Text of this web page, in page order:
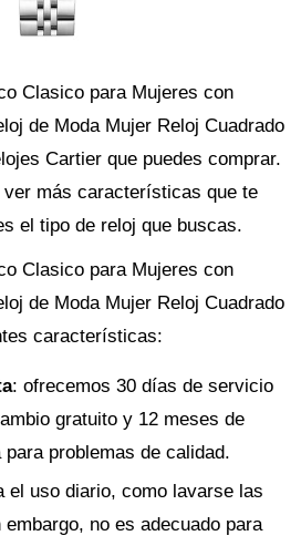
Clasico para Mujeres con
de Moda Mujer Reloj Cuadrado
Cartier que puedes comprar.
más características que te
el tipo de reloj que buscas.
Clasico para Mujeres con
de Moda Mujer Reloj Cuadrado
características:
: ofrecemos 30 días de servicio
gratuito y 12 meses de
problemas de calidad.
el uso diario, como lavarse las
no es adecuado para